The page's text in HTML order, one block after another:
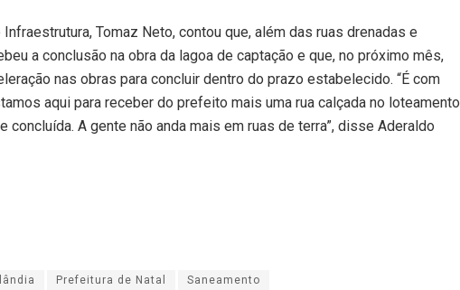
Tomaz Neto, contou que, além das ruas drenadas e
a conclusão na obra da lagoa de captação e que, no próximo mês,
nas obras para concluir dentro do prazo estabelecido. “É com
aqui para receber do prefeito mais uma rua calçada no loteamento
concluída. A gente não anda mais em ruas de terra”, disse Aderaldo
Prefeitura de Natal Saneamento